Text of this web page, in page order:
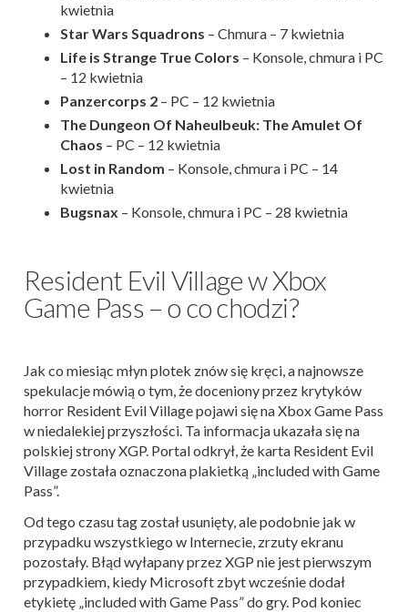
kwietnia
Star Wars Squadrons – Chmura – 7 kwietnia
Life is Strange True Colors – Konsole, chmura i PC
– 12 kwietnia
Panzercorps 2 – PC – 12 kwietnia
The Dungeon Of Naheulbeuk: The Amulet Of
Chaos – PC – 12 kwietnia
Lost in Random – Konsole, chmura i PC – 14
kwietnia
Bugsnax – Konsole, chmura i PC – 28 kwietnia
Resident Evil Village w Xbox
Game Pass – o co chodzi?
Jak co miesiąc młyn plotek znów się kręci, a najnowsze
spekulacje mówią o tym, że doceniony przez krytyków
horror Resident Evil Village pojawi się na Xbox Game Pass
w niedalekiej przyszłości. Ta informacja ukazała się na
polskiej strony XGP. Portal odkrył, że karta Resident Evil
Village została oznaczona plakietką „included with Game
Pass”.
Od tego czasu tag został usunięty, ale podobnie jak w
przypadku wszystkiego w Internecie, zrzuty ekranu
pozostały. Błąd wyłapany przez XGP nie jest pierwszym
przypadkiem, kiedy ​​Microsoft zbyt wcześnie dodał
etykietę „included with Game Pass” do gry. Pod koniec